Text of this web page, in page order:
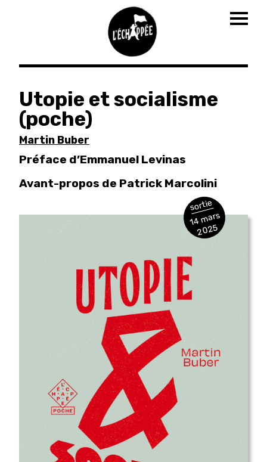
Aller
contenu
principal
Utopie et socialisme
(poche)
Martin Buber
Préface d’Emmanuel Levinas
Avant-propos de Patrick Marcolini
sortie
1
4
m
ars
2
0
2
5